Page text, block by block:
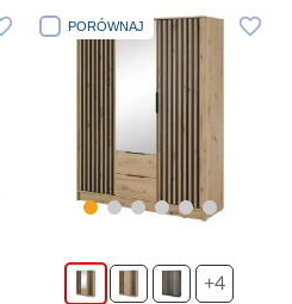
PORÓWNAJ
+4